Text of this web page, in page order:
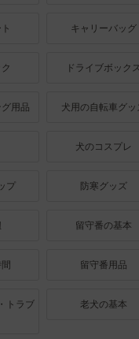
キャリーバッグ
ドライブボックス
用品 犬用の自転車グッ
犬のコスプレ
プ 防寒グッズ
留守番の基本
留守番用品
トラブ
老犬の基本